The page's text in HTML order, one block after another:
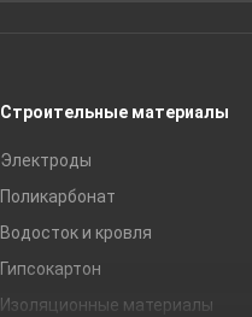
Строительные материалы
Электроды
Поликарбонат
Водосток и кровля
Гипсокартон
Изоляционные материалы